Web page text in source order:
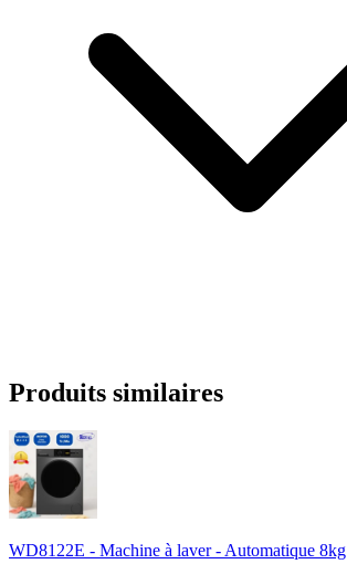
Produits similaires
WD8122E - Machine à laver - Automatique 8kg